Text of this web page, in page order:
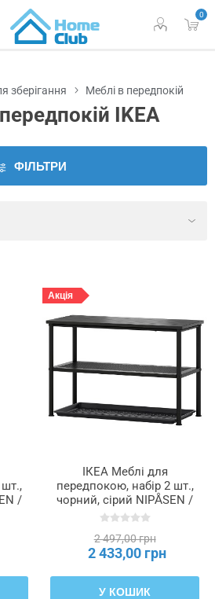
0
зберігання Меблі в передпокій
IKEA
ФІЛЬТРИ
/
Акція
ІКЕА Меблі для
передпокою, набір 2 шт.,
чорний, сірий NIPÅSEN /
BAGGMUCK БАГГМУКК,
2 497,00 грн
2 433,00 грн
У КОШИК